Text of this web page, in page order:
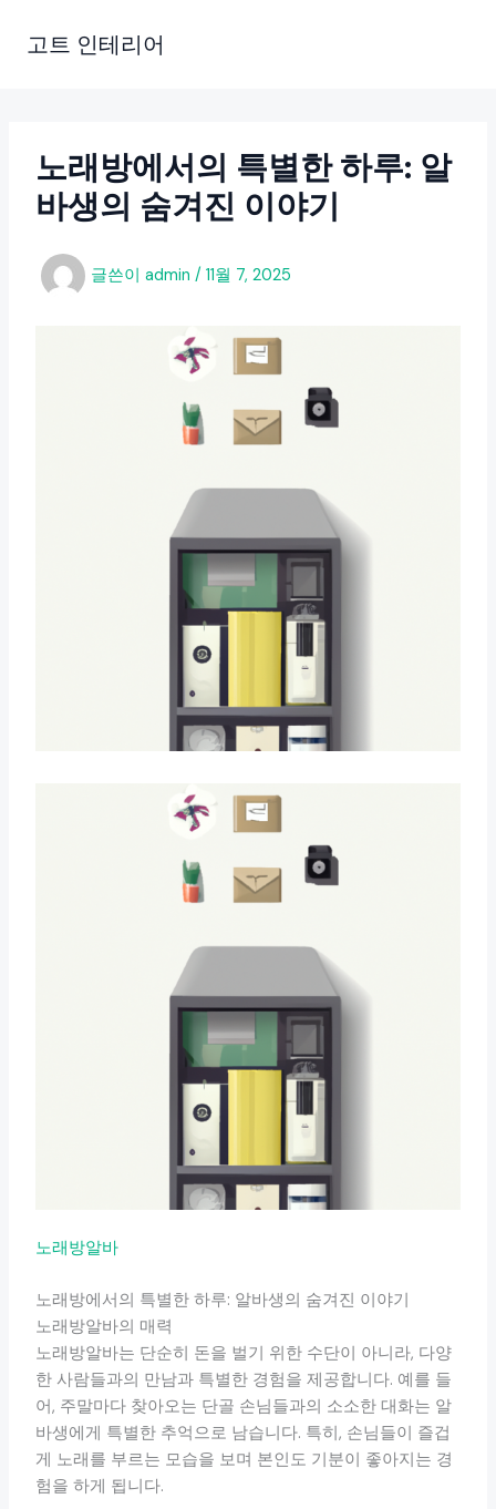
고트 인테리어
노래방에서의 특별한 하루: 알
바생의 숨겨진 이야기
글쓴이 admin / 11월 7, 2025
노래방알바
노래방에서의 특별한 하루: 알바생의 숨겨진 이야기
노래방알바의 매력
노래방알바는 단순히 돈을 벌기 위한 수단이 아니라, 다양
한 사람들과의 만남과 특별한 경험을 제공합니다. 예를 들
어, 주말마다 찾아오는 단골 손님들과의 소소한 대화는 알
바생에게 특별한 추억으로 남습니다. 특히, 손님들이 즐겁
게 노래를 부르는 모습을 보며 본인도 기분이 좋아지는 경
험을 하게 됩니다.